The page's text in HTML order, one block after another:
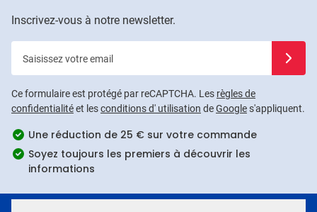
Inscrivez-vous à notre newsletter.
Ce formulaire est protégé par reCAPTCHA. Les règles de
confidentialitéet lesconditions d' utilisation deGoogles'appliquent.
Une réduction de 25 € sur votre commande
Soyez toujours les premiers à découvrir les
informations